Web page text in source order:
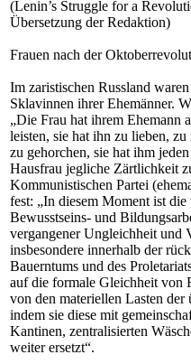
(Lenin’s Struggle for a
Übersetzung der Redaktion)
Frauen nach der
Im zaristischen Russland
Sklavinnen ihrer Ehemänner.
„Die Frau hat ihrem Ehemann
leisten, sie hat ihn zu lieben,
zu gehorchen, sie hat ihm
Hausfrau jegliche Zärtlichkeit
Kommunistischen Partei
fest: „In diesem Moment ist
Bewusstseins- und
vergangener Ungleichheit und
insbesondere innerhalb der
Bauerntums und des
auf die formale Gleichheit von
von den materiellen Lasten der
indem sie diese mit
Kantinen, zentralisierten
weiter ersetzt“.